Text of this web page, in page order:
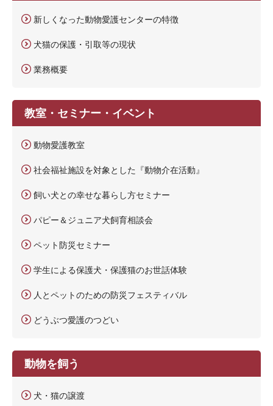
新しくなった動物愛護センターの特徴
犬猫の保護・引取等の現状
業務概要
教室・セミナー・イベント
動物愛護教室
社会福祉施設を対象とした『動物介在活動』
飼い犬との幸せな暮らし方セミナー
パピー＆ジュニア犬飼育相談会
ペット防災セミナー
学生による保護犬・保護猫のお世話体験
人とペットのための防災フェスティバル
どうぶつ愛護のつどい
動物を飼う
犬・猫の譲渡